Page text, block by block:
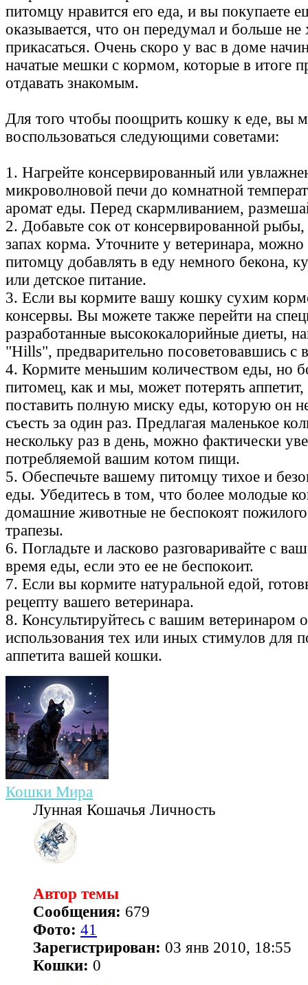
питомцу нравится его еда, и вы покупаете
оказывается, что он передумал и больше не
прикасаться. Очень скоро у вас в доме
начатые мешки с кормом, которые в итоге
отдавать знакомым.
Для того чтобы поощрить кошку к еде, вы
воспользоваться следующими советами:
1. Нагрейте консервированный или
микроволновой печи до комнатной
аромат еды. Перед скармливанием,
2. Добавьте сок от консервированной
запах корма. Уточните у ветеринара,
питомцу добавлять в еду немного бекона,
или детское питание.
3. Если вы кормите вашу кошку сухим
консервы. Вы можете также перейти на
разработанные высококалорийные диеты,
"Hills", предварительно посоветовавшись с
4. Кормите меньшим количеством еды, но
питомец, как и мы, может потерять
поставить полную миску еды, которую он
съесть за один раз. Предлагая маленькое
нескольку раз в день, можно фактически
потребляемой вашим котом пищи.
5. Обеспечьте вашему питомцу тихое и
еды. Убедитесь в том, что более молодые
домашние животные не беспокоят пожилого
трапезы.
6. Погладьте и ласково разговаривайте с
время еды, если это ее не беспокоит.
7. Если вы кормите натуральной едой,
рецепту вашего ветеринара.
8. Консультируйтесь с вашим ветеринаром
использования тех или иных стимулов для
аппетита вашей кошки.
Кошки Мира
Лунная Кошачья Личность
Автор темы
Сообщения: 679
Фото: 41
Зарегистрирован: 03 янв 2010, 18:55
Кошки: 0